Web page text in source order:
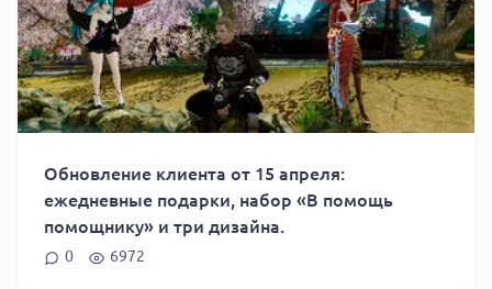
Обновление клиента от 15 апреля:
ежедневные подарки, набор «В помощь
помощнику» и три дизайна.
0 6972